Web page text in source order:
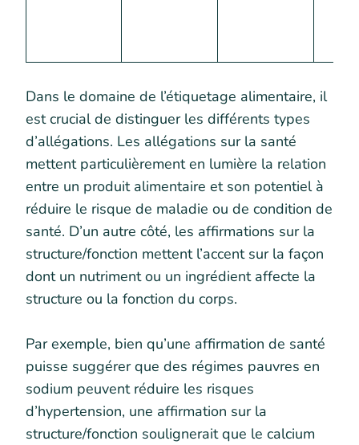
Dans le domaine de l’étiquetage alimentaire, il
est crucial de distinguer les différents types
d’allégations. Les allégations sur la santé
mettent particulièrement en lumière la relation
entre un produit alimentaire et son potentiel à
réduire le risque de maladie ou de condition de
santé. D’un autre côté, les affirmations sur la
structure/fonction mettent l’accent sur la façon
dont un nutriment ou un ingrédient affecte la
structure ou la fonction du corps.
Par exemple, bien qu’une affirmation de santé
puisse suggérer que des régimes pauvres en
sodium peuvent réduire les risques
d’hypertension, une affirmation sur la
structure/fonction soulignerait que le calcium